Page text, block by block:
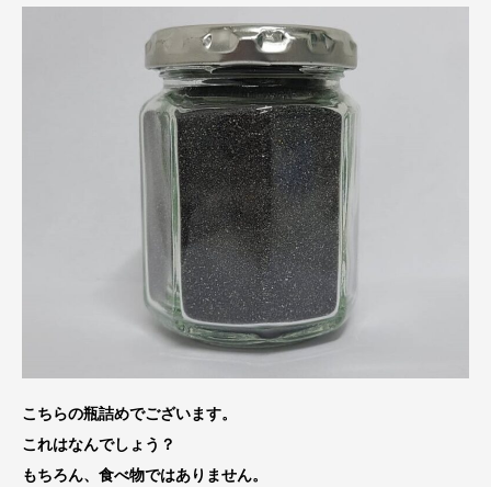
こちらの瓶詰めでございます。
これはなんでしょう？
もちろん、食べ物ではありません。